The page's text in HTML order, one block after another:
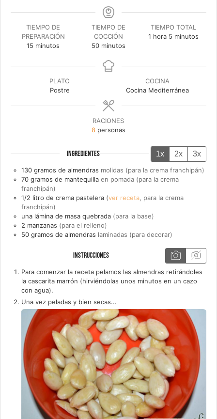
TIEMPO DE
PREPARACIÓN
15 minutos
minutos
TIEMPO DE
COCCIÓN
50minutos
minutos
TIEMPO TOTAL
1 hora
hora 5 minutos
minutos
PLATO
Postre
COCINA
Cocina Mediterránea
RACIONES
8 personas
INGREDIENTES 1x 2x 3x
130 gramos de almendras molidas (para la crema franchipán)
70 gramos de mantequilla en pomada (para la crema
franchipán)
1/2 litro de crema pastelera (ver receta, para la crema
franchipán)
una lámina de masa quebrada (para la base)
2 manzanas (para el relleno)
50 gramos de almendras laminadas (para decorar)
INSTRUCCIONES
Para comenzar la receta pelamos las almendras retirándoles
la cascarita marrón (hirviéndolas unos minutos en un cazo
con agua).
Una vez peladas y bien secas...